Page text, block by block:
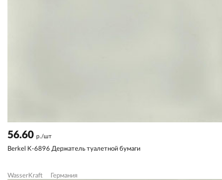
56.60 р./шт
Berkel K-6896 Держатель туалетной бумаги
WasserKraft Германия